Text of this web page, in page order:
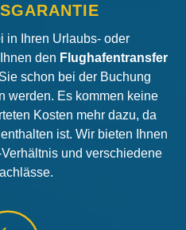
in Ihren Urlaubs- oder
den Flughafentransfer
schon bei der Buchung
werden. Es kommen keine
Kosten mehr dazu, da
ist. Wir bieten Ihnen
und verschiedene